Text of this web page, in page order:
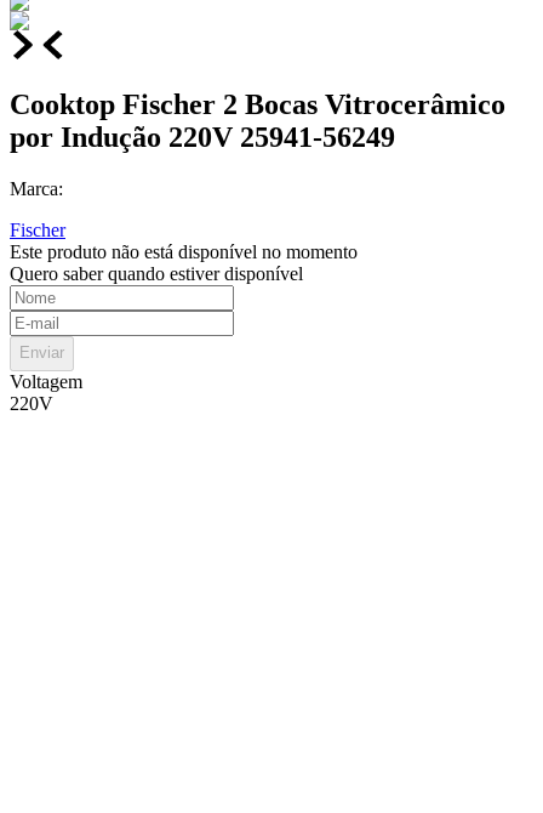
Cooktop Fischer 2 Bocas Vitrocerâmico
por Indução 220V 25941-56249
Marca:
Fischer
Este produto não está disponível no momento
Quero saber quando estiver disponível
Enviar
Voltagem
220V